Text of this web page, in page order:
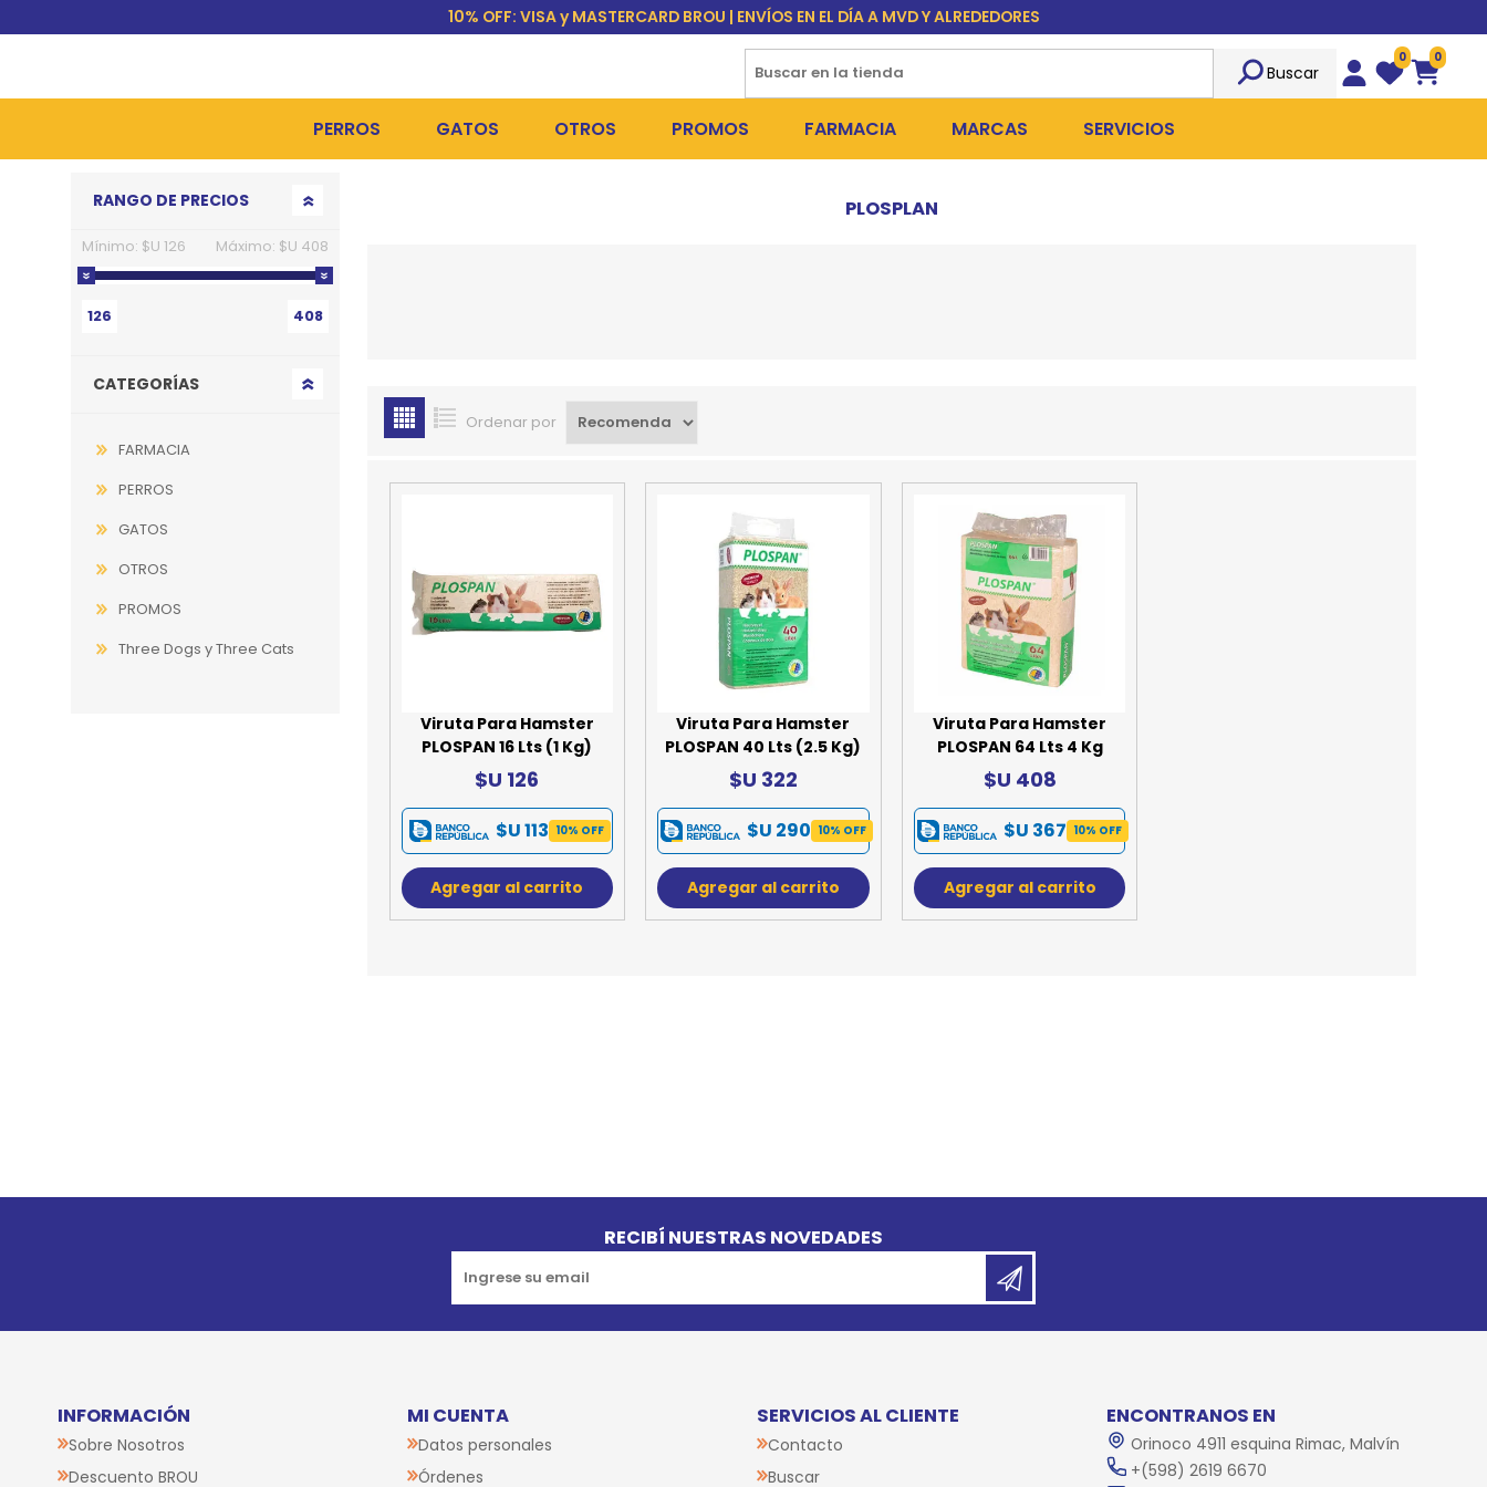
10% OFF: VISA y MASTERCARD BROU | ENVÍOS EN EL DÍA A MVD Y ALREDEDORES
Buscar
PERROS
BOLSAS PARA MATERIA
COLLARES, ARNESES Y CORREAS
COMEDEROS Y BEBEDEROS
GATOS
JUGUETES Y RASCADORES
COLLARES Y ACCESORIOS
CAMAS
OTROS PROMOS FARMACIA
MEDICAMENTOS
MARCAS
MAX
THREE CATS
THREE DOGS
PEDIGREE
ROYAL CANIN
Ver todas
SERVICIOS
Wishlist
0
Carrito
0
PLOSPLAN
Ordenar por
Viruta Para Hamster
PLOSPAN 16 Lts (1 Kg)
$U 126
$U 113 10% OFF
Agregar al carrito
Viruta Para Hamster
PLOSPAN 40 Lts (2.5 Kg)
$U 322
$U 290 10% OFF
Agregar al carrito
Viruta Para Hamster
PLOSPAN 64 Lts 4 Kg
$U 408
$U 367 10% OFF
Agregar al carrito
RANGO DE PRECIOS
Mínimo: $U 126 Máximo: $U 408
126 408
CATEGORÍAS
FARMACIA
PERROS
GATOS
OTROS
PROMOS
Three Dogs y Three Cats
RECIBÍ NUESTRAS NOVEDADES
INFORMACIÓN
Sobre Nosotros
Descuento BROU
MI CUENTA
Datos personales
Órdenes
SERVICIOS AL CLIENTE
Contacto
Buscar
ENCONTRANOS EN
Orinoco 4911 esquina Rimac, Malvín
+(598) 2619 6670